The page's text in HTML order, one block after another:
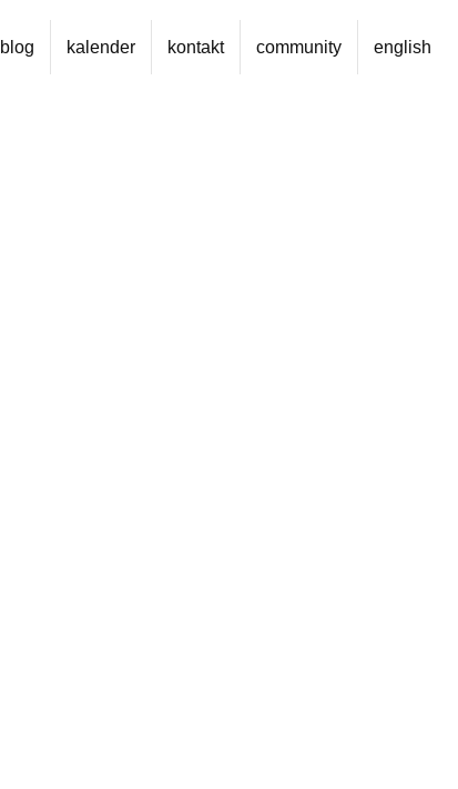
blog kalender kontakt community english